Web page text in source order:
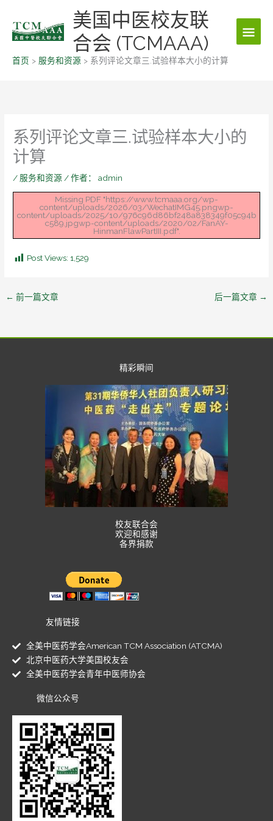
美国中医校友联
合会 (TCMAAA)
主
菜
首页 服务和资源 系列评论文章三.试验样本大小的计算
系列评论文章三.试验样本大小的
计算
/ 服务和资源 / 作者： admin
Missing PDF "https://www.tcmaaa.org/wp-
content/uploads/2026/03/WechatIMG45.pngwp-
content/uploads/2025/10/976c96d86bf248a838349f05c94b
c589.jpgwp-content/uploads/2020/02/FanAY-
HinmanFlawPartIII.pdf".
Post Views: 1,529
← 前一篇文章 后一篇文章 →
精彩瞬间
校友联合会
欢迎和感谢
各界捐款
友情链接
全美中医药学会American TCM Association (ATCMA)
北京中医药大学美国校友会
全美中医药学会青年中医师协会
微信公众号